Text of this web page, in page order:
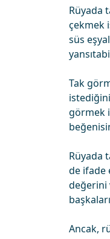
Rüyada
çekmek
süs
Tak
görmek
Rüyada
de ifade
değerini
Ancak,